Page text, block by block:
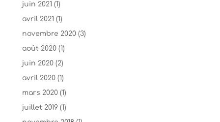
juin 2021 (1)
avril 2021 (1)
novembre 2020(3)
août 2020(1)
juin 2020(2)
avril 2020(1)
mars 2020(1)
juillet 2019(1)